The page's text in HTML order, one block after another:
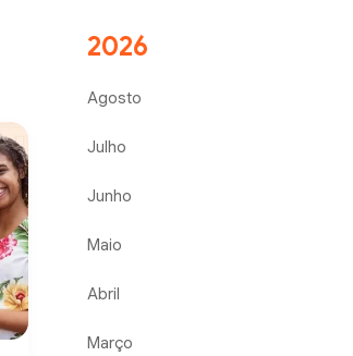
2026
Agosto
Julho
Junho
Maio
Abril
Março